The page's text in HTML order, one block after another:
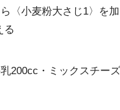
〈小麦粉大さじ1〉を
る
200cc・ミックスチー